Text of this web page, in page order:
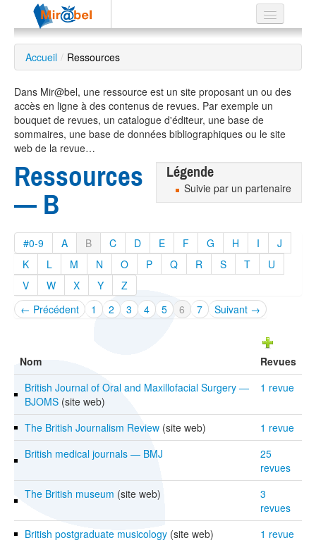
Le réseau
Soutien
Listes
Recherche
avancée
EN
?
Accueil / Ressources
Dans Mir@bel, une ressource est un site proposant un ou des
accès en ligne à des contenus de revues. Par exemple un
bouquet de revues, un catalogue d'éditeur, une base de
sommaires, une base de données bibliographiques ou le site
web de la revue…
Légende
Suivie par un partenaire
Ressources
— B
#0-9 A B C D E F G H I
J
K
L M N O P Q R S T
U
V
W X Y
Z
← Précédent
1 2 3 4 5 6 7 Suivant →
Nom
Revues
British Journal of Oral and Maxillofacial Surgery —
BJOMS(site web)
1 revue
The British Journalism Review(site web)
1 revue
British medical journals — BMJ
25
revues
The British museum (site web)
3
revues
British postgraduate musicology(site web)
1 revue